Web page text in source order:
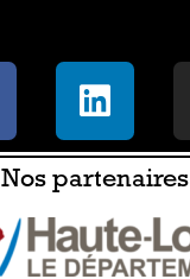
Nos partenaires